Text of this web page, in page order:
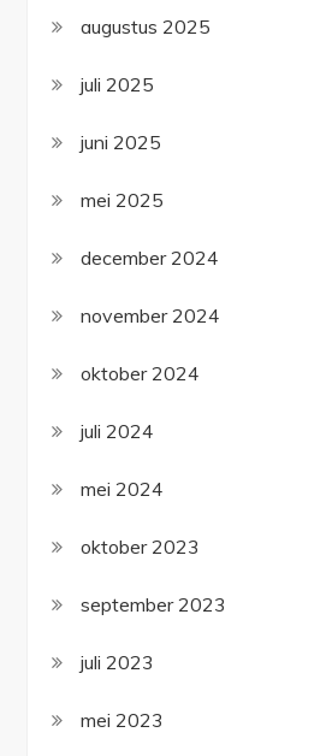
augustus 2025
juli 2025
juni 2025
mei 2025
december 2024
november 2024
oktober 2024
juli 2024
mei 2024
oktober 2023
september 2023
juli 2023
mei 2023